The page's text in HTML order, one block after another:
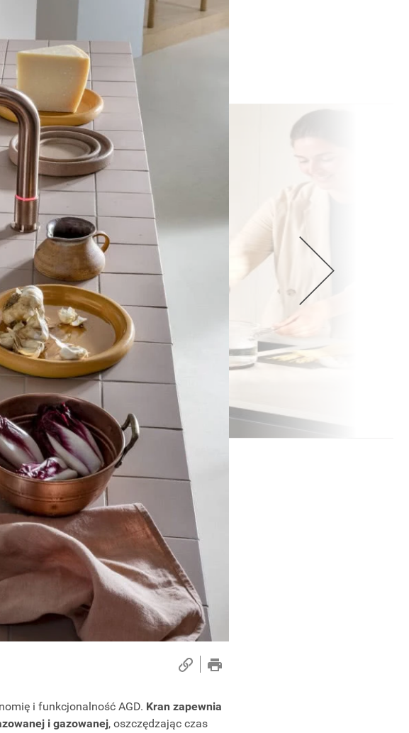
i funkcjonalność AGD. Kran zapewnia
i gazowanej, oszczędzając czas